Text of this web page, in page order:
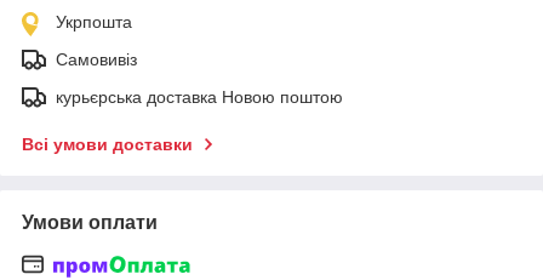
Укрпошта
Самовивіз
курьєрська доставка Новою поштою
Всі умови доставки
Умови оплати